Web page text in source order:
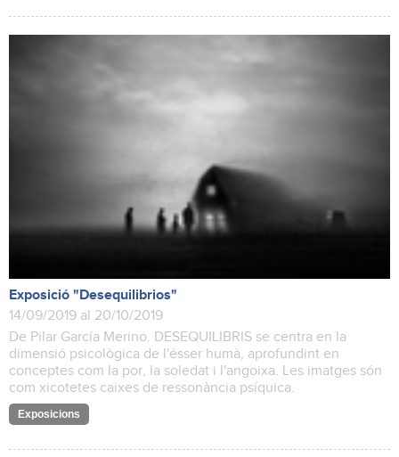
Exposició "Desequilibrios"
14/09/2019 al 20/10/2019
De Pilar García Merino. DESEQUILIBRIS se centra en la
dimensió psicològica de l'ésser humà, aprofundint en
conceptes com la por, la soledat i l'angoixa. Les imatges són
com xicotetes caixes de ressonància psíquica.
Exposicions